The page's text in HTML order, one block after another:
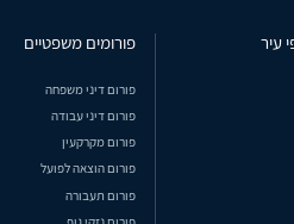
עיר פורומים משפטיים
פורום דיני משפחה
פורום דיני עבודה
פורום מקרקעין
פורום הוצאה לפועל
פורום תעבורה